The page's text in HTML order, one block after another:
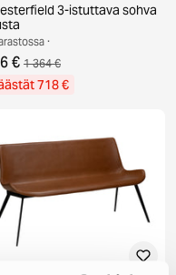
3-istuttava sohva
·
€ 1 364 €
718 €